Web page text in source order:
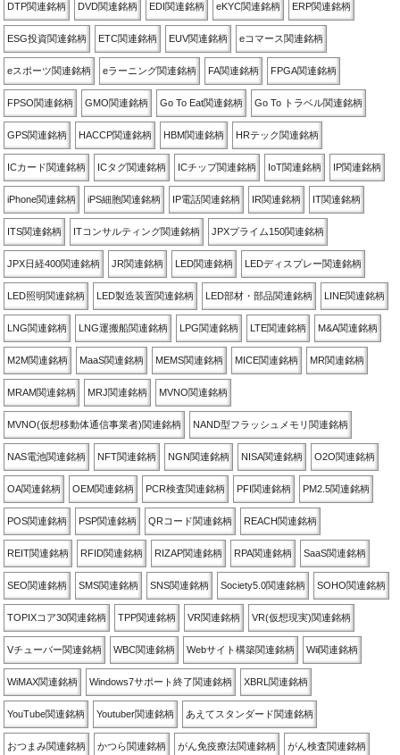
DTP関連銘柄 DVD関連銘柄 EDI関連銘柄 eKYC関連銘柄 ERP関連銘柄
ESG投資関連銘柄 ETC関連銘柄 EUV関連銘柄 eコマース関連銘柄
eスポーツ関連銘柄 eラーニング関連銘柄 FA関連銘柄 FPGA関連銘柄
FPSO関連銘柄 GMO関連銘柄 Go To Eat関連銘柄 Go To トラベル関連銘柄
GPS関連銘柄 HACCP関連銘柄 HBM関連銘柄 HRテック関連銘柄
ICカード関連銘柄 ICタグ関連銘柄 ICチップ関連銘柄 IoT関連銘柄 IP関連銘柄
iPhone関連銘柄 iPS細胞関連銘柄 IP電話関連銘柄 IR関連銘柄 IT関連銘柄
ITS関連銘柄 ITコンサルティング関連銘柄 JPXプライム150関連銘柄
JPX日経400関連銘柄 JR関連銘柄 LED関連銘柄 LEDディスプレー関連銘柄
LED照明関連銘柄 LED製造装置関連銘柄 LED部材・部品関連銘柄 LINE関連銘柄
LNG関連銘柄 LNG運搬船関連銘柄 LPG関連銘柄 LTE関連銘柄 M&A関連銘柄
M2M関連銘柄 MaaS関連銘柄 MEMS関連銘柄 MICE関連銘柄 MR関連銘柄
MRAM関連銘柄 MRJ関連銘柄 MVNO関連銘柄
MVNO(仮想移動体通信事業者)関連銘柄 NAND型フラッシュメモリ関連銘柄
NAS電池関連銘柄 NFT関連銘柄 NGN関連銘柄 NISA関連銘柄 O2O関連銘柄
OA関連銘柄 OEM関連銘柄 PCR検査関連銘柄 PFI関連銘柄 PM2.5関連銘柄
POS関連銘柄 PSP関連銘柄 QRコード関連銘柄 REACH関連銘柄
REIT関連銘柄 RFID関連銘柄 RIZAP関連銘柄 RPA関連銘柄 SaaS関連銘柄
SEO関連銘柄 SMS関連銘柄 SNS関連銘柄 Society5.0関連銘柄 SOHO関連銘柄
TOPIXコア30関連銘柄 TPP関連銘柄 VR関連銘柄 VR(仮想現実)関連銘柄
Vチューバー関連銘柄 WBC関連銘柄 Webサイト構築関連銘柄 Wii関連銘柄
WiMAX関連銘柄 Windows7サポート終了関連銘柄 XBRL関連銘柄
YouTube関連銘柄 Youtuber関連銘柄 あえてスタンダード関連銘柄
おつまみ関連銘柄 かつら関連銘柄 がん免疫療法関連銘柄 がん検査関連銘柄